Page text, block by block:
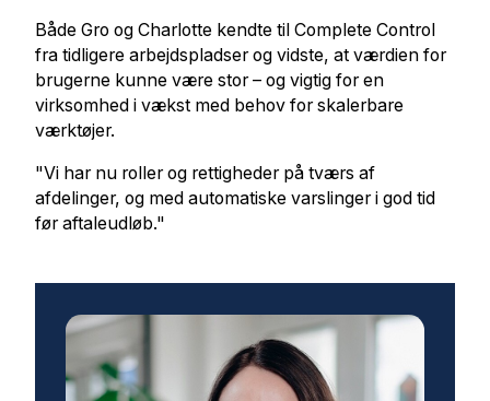
Både Gro og Charlotte kendte til Complete Control
fra tidligere arbejdspladser og vidste, at værdien for
brugerne kunne være stor – og vigtig for en
virksomhed i vækst med behov for skalerbare
værktøjer.
"Vi har nu roller og rettigheder på tværs af
afdelinger, og med automatiske varslinger i god tid
før aftaleudløb."